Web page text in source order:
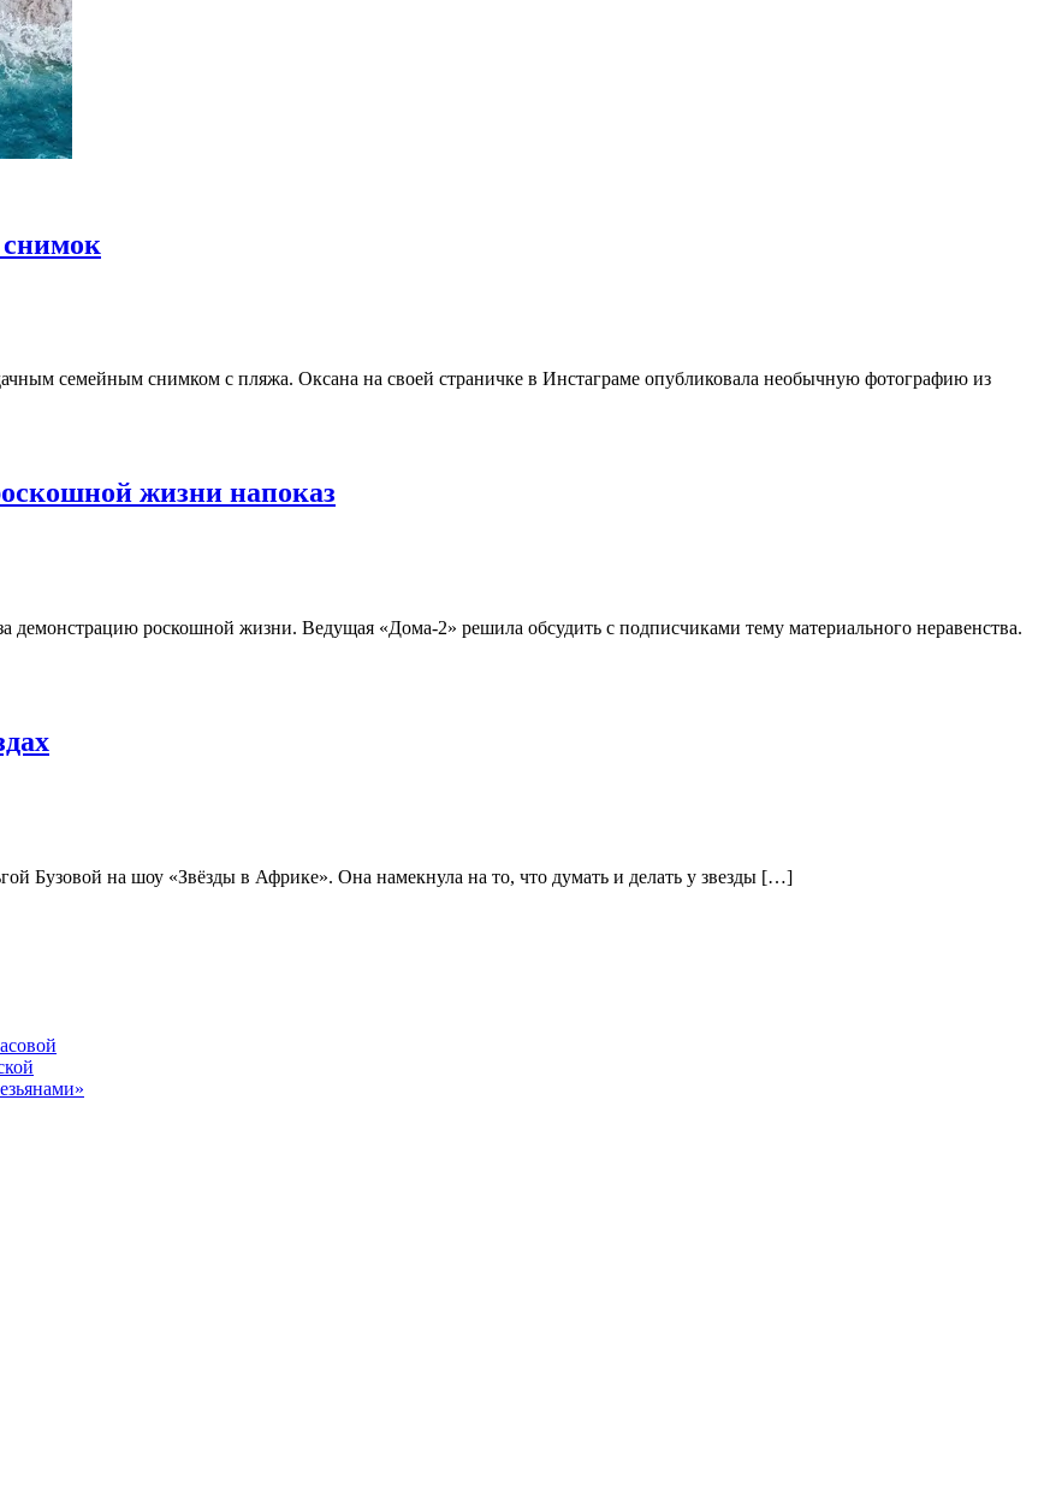
семейным снимком с пляжа. Оксана на своей страничке в Инстаграме опубликовала необычную фотографию из
жизни напоказ
демонстрацию роскошной жизни. Ведущая «Дома-2» решила обсудить с подписчиками тему материального неравенства.
Бузовой на шоу «Звёзды в Африке». Она намекнула на то, что думать и делать у звезды […]